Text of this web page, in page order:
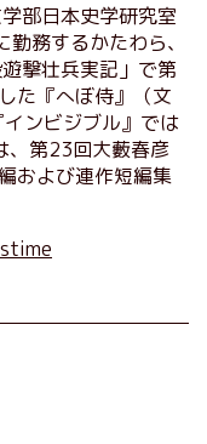
部日本史学研究室
務するかたわら、
撃壮兵実記」で第
た『へぼ侍』（文
ンビジブル』では
、第23回大藪春彦
および連作短編集